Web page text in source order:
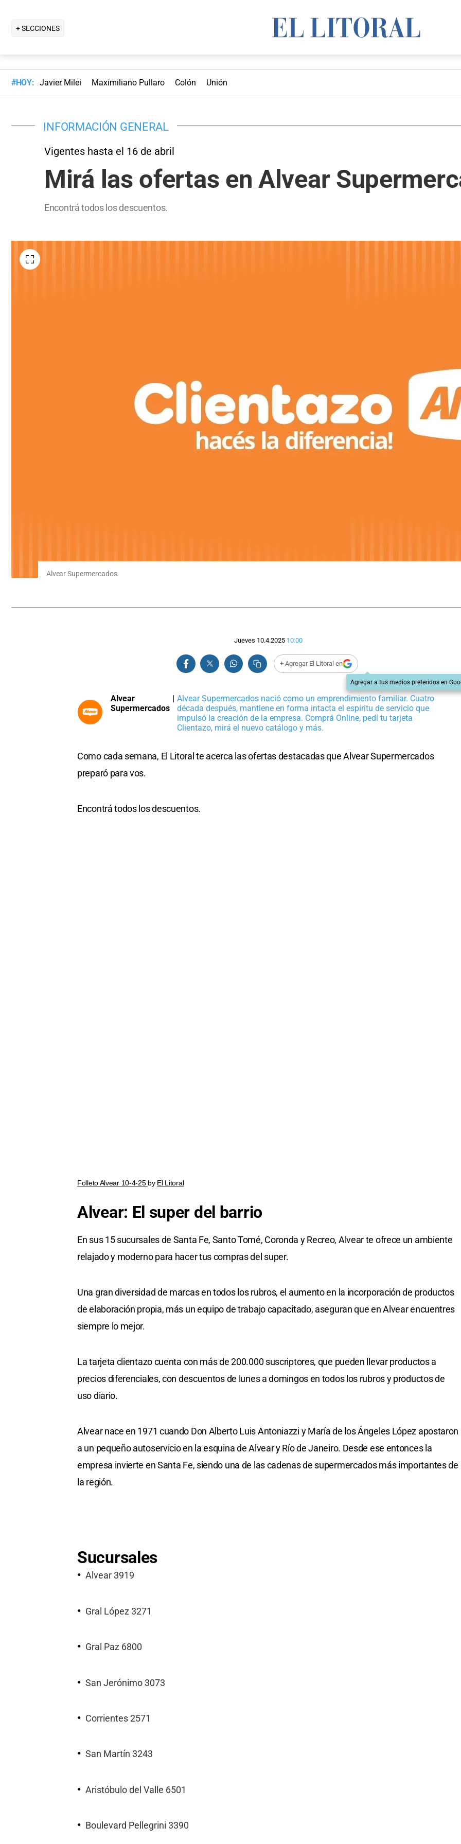
+ SECCIONES
#HOY: Javier Milei Maximiliano Pullaro Colón Unión
INFORMACIÓN GENERAL
Vigentes hasta el 16 de abril
Mirá las ofertas en Alvear
Encontrá todos los descuentos.
Alvear Supermercados.
Jueves 10.4.2025 10:00
+ Agregar El Litoral en
Agregar a tus medios preferidos en
Alvear
Supermercados
Alvear Supermercados nació como un emprendimiento familiar. Cuatro
década después, mantiene en forma intacta el espíritu de servicio que
impulsó la creación de la empresa. Comprá Online, pedí tu tarjeta
Clientazo, mirá el nuevo catálogo y más.
Como cada semana, El Litoral te acerca las ofertas destacadas que Alvear Supermercados
preparó para vos.
Encontrá todos los descuentos.
Folleto Alvear 10-4-25 by El Litoral
Alvear: El super del barrio
En sus 15 sucursales de Santa Fe, Santo Tomé, Coronda y Recreo, Alvear te ofrece un ambiente
relajado y moderno para hacer tus compras del super.
Una gran diversidad de marcas en todos los rubros, el aumento en la incorporación de productos
de elaboración propia, más un equipo de trabajo capacitado, aseguran que en Alvear encuentres
siempre lo mejor.
La tarjeta clientazo cuenta con más de 200.000 suscriptores, que pueden llevar productos a
precios diferenciales, con descuentos de lunes a domingos en todos los rubros y productos de
uso diario.
Alvear nace en 1971 cuando Don Alberto Luis Antoniazzi y María de los Ángeles López apostaron
a un pequeño autoservicio en la esquina de Alvear y Río de Janeiro. Desde ese entonces la
empresa invierte en Santa Fe, siendo una de las cadenas de supermercados más importantes de
la región.
Sucursales
Alvear 3919
Gral López 3271
Gral Paz 6800
San Jerónimo 3073
Corrientes 2571
San Martín 3243
Aristóbulo del Valle 6501
Boulevard Pellegrini 3390